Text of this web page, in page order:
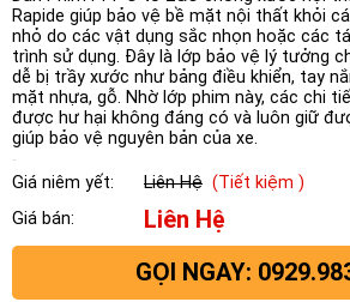
Rapide giúp bảo vệ bề mặt nội thất khỏi
nhỏ do các vật dụng sắc nhọn hoặc các
trình sử dụng. Đây là lớp bảo vệ lý tưởng
dễ bị trầy xước như bảng điều khiển, tay
mặt nhựa, gỗ. Nhờ lớp phim này, các chi
được hư hại không đáng có và luôn giữ
giúp bảo vệ nguyên bản của xe.
Giá niêm yết: Liên Hệ (Tiết kiệm )
Giá bán:
Liên Hệ
GỌI NGAY: